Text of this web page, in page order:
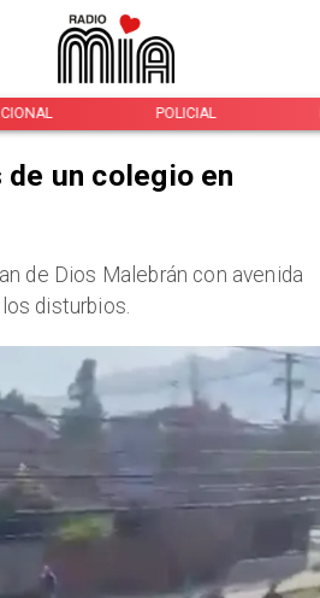
POLICIAL
un colegio en
de Dios Malebrán con avenida
disturbios.